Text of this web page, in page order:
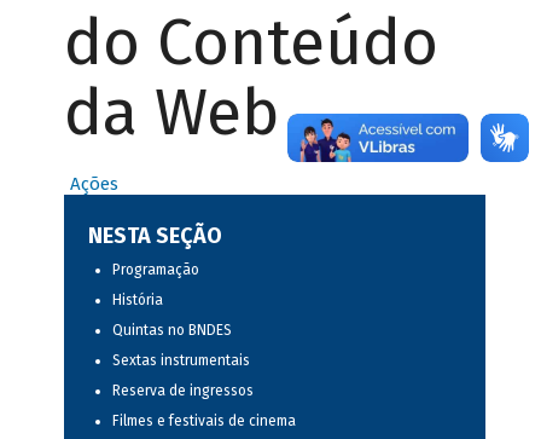
do Conteúdo
da Web
Ações
NESTA SEÇÃO
Programação
História
Quintas no BNDES
Sextas instrumentais
Reserva de ingressos
Filmes e festivais de cinema